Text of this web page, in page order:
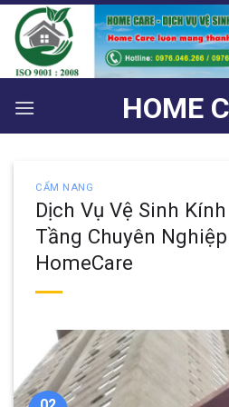
Bỏ
qua
nội
dung
HOME
CẨM NANG
Dịch Vụ Vệ Sinh
Tầng Chuyên
HomeCare